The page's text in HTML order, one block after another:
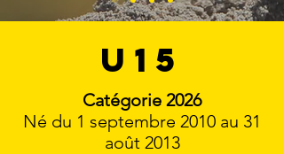
U15
Catégorie 2026
Né du 1 septembre 2010 au 31
août 2013